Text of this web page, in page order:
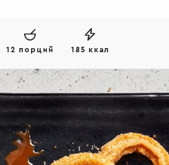
12 порций 185 ккал